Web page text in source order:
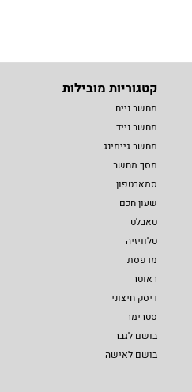
קטגוריות מובילות
מחשב נייח
מחשב נייד
מחשב גיימינג
מסך מחשב
סמארטפון
שעון חכם
טאבלט
טלוויזיה
מדפסת
ראוטר
דיסק חיצוני
סטרימר
בושם לגבר
בושם לאישה